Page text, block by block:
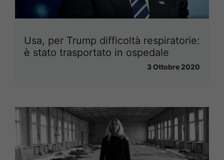
Usa, per Trump difficoltà respiratorie:
è stato trasportato in ospedale
3 Ottobre 2020